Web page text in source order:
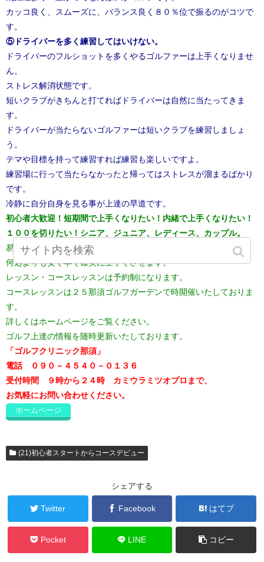
カッコ良く、スムーズに、バランス良く８０％位で振るのがコツで
す。
⑤ドライバーを多く練習してはいけない。
ドライバーのフルショットを多くやるゴルファーは上手くなりませ
ん。
ストレス解消状態です。
短いクラブがきちんと打てればドライバーは自然に当たってきま
す。
ドライバーが当たらないゴルファーは短いクラブを練習しましょ
う。
テマや目標を持って練習すれば練習も楽しいですよ。
練習場に行って当たらなかったと帰ってはストレスが溜まるばかり
です。
冷静に自分自身を見る事が上達の早道です。
初心者大歓迎！短期間で上手くなりたい！内緒で上手くなりたい！
１００を切りたい！シニア、ジュニア、レディース、カップル。
易しく丁寧にレッスンいたします。
何処よりも安く早く確実に上手くさせます。
レッスン・コースレッスンは予約制になります。
コースレッスンは２５那須ゴルフガーデンで時開催いたしておりま
す。
詳しくはホームページをご覧ください。
ゴルフ上達の情報を随時更新いたしております。
「ゴルフクリニック那須」
電話 ０９０－４５４０－０１３６
受付時間 ９時から２４時 カミウラミツオプロまで、
お気軽にお問い合わせください。
ホームページ
(21)初心者スタートからコースデビュー
シェアする
Twitter Facebook はてブ
Pocket LINE コピー